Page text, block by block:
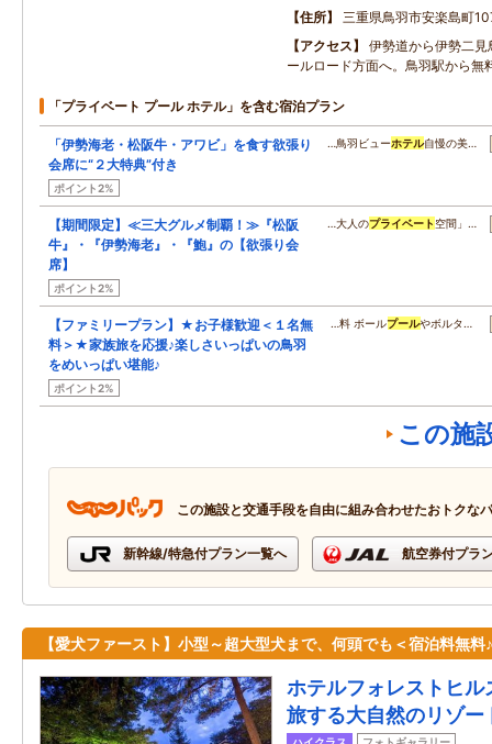
住所
三重県鳥羽市安楽島町
アクセス
伊勢道から伊勢二
ールロード方面へ。鳥羽駅から無
「プライベート プール ホテル」を含む宿泊プラン
「伊勢海老・松阪牛・アワビ」を食す欲張り
会席に“２大特典”付き
ポイント2%
…鳥羽ビューホテル自慢の美…
【期間限定】≪三大グルメ制覇！≫『松阪
牛』・『伊勢海老』・『鮑』の【欲張り会
席】
ポイント2%
…大人のプライベート 空間」…
【ファミリープラン】★お子様歓迎＜１名無
料＞★家族旅を応援♪楽しさいっぱいの鳥羽
をめいっぱい堪能♪
ポイント2%
…料 ボールプールやボルタ…
この施
この施設と交通手段を自由に組み合わせたおトクな
新幹線/特急付プラン一覧へ 航空券付プラ
【愛犬ファースト】小型～超大型犬まで、何頭でも＜宿泊料無料
ホテルフォレストヒ
旅する大自然のリゾー